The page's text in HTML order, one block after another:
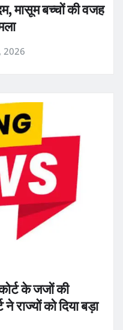
मासूम बच्चों की वजह
2026
के जजों की
राज्यों को दिया बड़ा